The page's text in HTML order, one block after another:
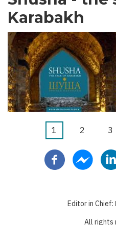
Karabakh
Pagination
Page
1 Page
2 3
Editor in Chief:
All rights